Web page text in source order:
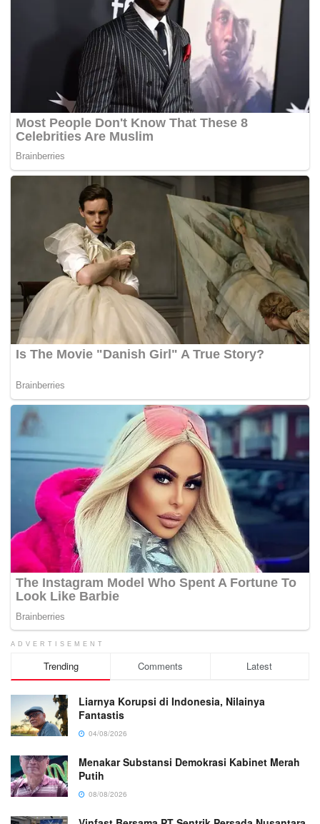
ADVERTISEMENT
Trending Comments Latest
Liarnya Korupsi di Indonesia, Nilainya
Fantastis
04/08/2026
Menakar Substansi Demokrasi Kabinet Merah
Putih
08/08/2026